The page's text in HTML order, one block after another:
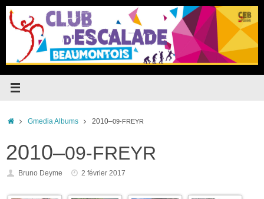
Passer
contenu
Accueil
Gmedia Albums 2010–09-FREYR
2010–09-FREYR
Bruno Deyme 2 février 2017